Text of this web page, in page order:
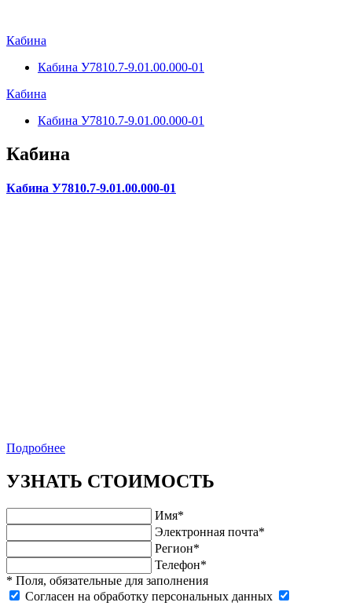
Кабина
Кабина У7810.7-9.01.00.000-01
Кабина
Кабина У7810.7-9.01.00.000-01
Кабина
Кабина У7810.7-9.01.00.000-01
Подробнее
УЗНАТЬ СТОИМОСТЬ
Имя*
Электронная почта*
Регион*
Телефон*
* Поля, обязательные для заполнения
Cогласен на обработку персональных данных